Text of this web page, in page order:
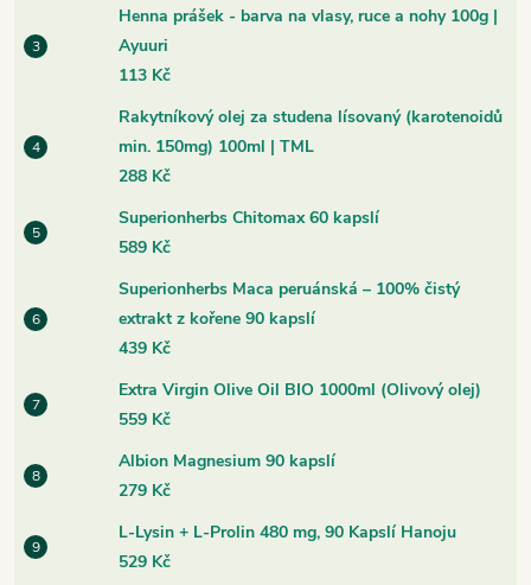
Henna prášek - barva na vlasy, ruce a nohy 100g |
Ayuuri
113 Kč
Rakytníkový olej za studena lísovaný (karotenoidů
min. 150mg) 100ml | TML
288 Kč
Superionherbs Chitomax 60 kapslí
589 Kč
Superionherbs Maca peruánská – 100% čistý
extrakt z kořene 90 kapslí
439 Kč
Extra Virgin Olive Oil BIO 1000ml (Olivový olej)
559 Kč
Albion Magnesium 90 kapslí
279 Kč
L-Lysin + L-Prolin 480 mg, 90 Kapslí Hanoju
529 Kč